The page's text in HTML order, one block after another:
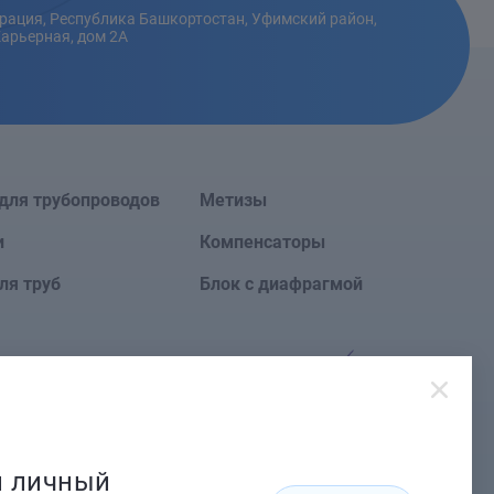
Республика Башкортостан, Уфимский район,
дом 2А
трубопроводов
труб
Метизы
Компенсаторы
Блок с диафрагмой
личный